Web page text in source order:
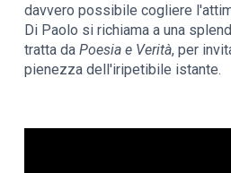
davvero possibile cogliere
Di Paolo si richiama a una
tratta daPoesia e Verità, per
pienezza dell'iripetibile istante.